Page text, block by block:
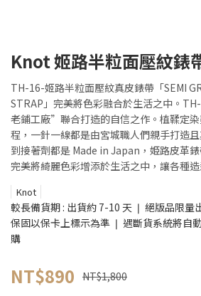
Knot 姬路半粒面壓紋錶
TH-16-姬路半粒面壓紋真皮錶帶「SEMI
STRAP」完美將色彩融合於生活之中。
老鋪工廠”聯合打造的自信之作。植鞣定
程，一針一線都是由宮城職人們親手打造
到接著劑都是 Made in Japan，姫路皮革
完美將綺麗色彩增添於生活之中，讓各種
Knot
較長備貨期 : 出貨約 7-10 天 ❘ 絕版品限量
保固以保卡上標示為準 ❘ 遇斷貨系統將自
購
NT$890 NT$1,800